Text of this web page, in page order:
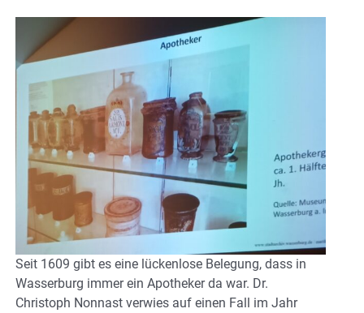
Seit 1609 gibt es eine lückenlose Belegung, dass in
Wasserburg immer ein Apotheker da war. Dr.
Christoph Nonnast verwies auf einen Fall im Jahr